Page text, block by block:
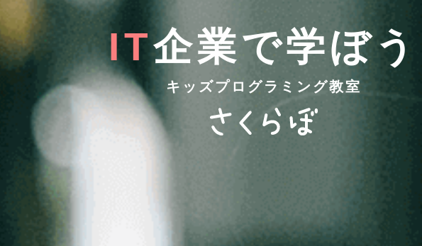
IT企業で学ぼう
キッズプログラミング教室